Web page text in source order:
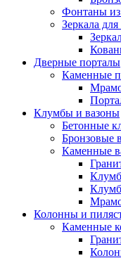
Фонтаны из
Зеркала
Дверные порталы
Каменные
Клумбы и вазоны
Бетонные
Бронзовые
Каменные
Колонны и
Каменные